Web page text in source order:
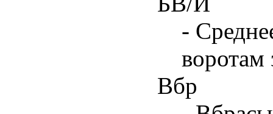
-
воротам
Вбр